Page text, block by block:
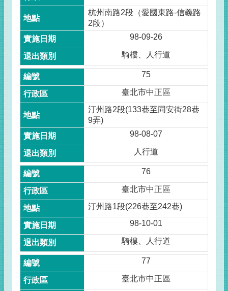
杭州南路2段（愛國東路-信義路
2段）
98-09-26
騎樓、人行道
75
臺北市中正區
汀州路2段(133巷至同安街28巷
9弄)
98-08-07
人行道
76
臺北市中正區
汀州路1段(226巷至242巷)
98-10-01
騎樓、人行道
77
臺北市中正區